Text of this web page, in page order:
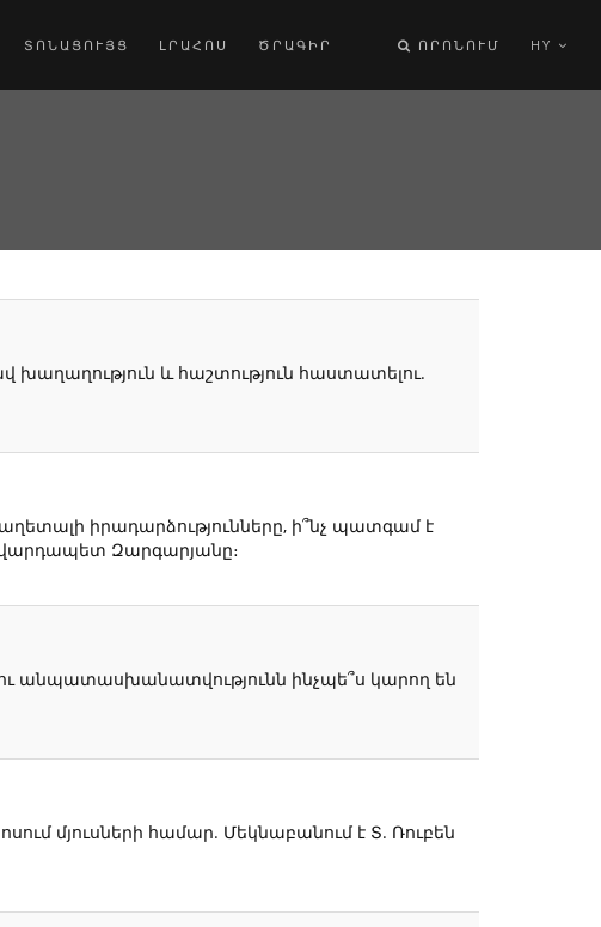
ՏՈՆԱՑՈՒՅՑ ԼՐԱՀՈՍ ԾՐԱԳԻՐ ՈՐՈՆՈՒՄ HY
խաղաղություն և հաշտություն հաստատելու.
իրադարձությունները, ի՞նչ պատգամ է
վարդապետ Զարգարյանը։
անպատասխանատվությունն ինչպե՞ս կարող են
մյուսների համար. Մեկնաբանում է Տ. Ռուբեն